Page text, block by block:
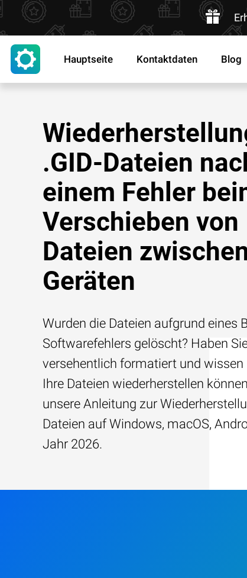
Hauptseite Kontaktdaten Blog
.GID-Dateien
einem Fehler
Verschieben von
Dateien
Geräten
Wurden die Dateien aufgrund eines
Softwarefehlers gelöscht? Haben
versehentlich formatiert und wissen
Ihre Dateien wiederherstellen
unsere Anleitung zur
Dateien auf Windows, macOS,
Jahr 2026.